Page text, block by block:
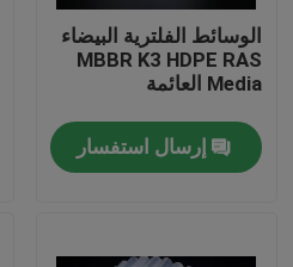
الصفحة الرئيسية
الوسائط الفلترية البيضاء
MBBR K3 HDPE RAS
Media العائمة
إرسال استفسار